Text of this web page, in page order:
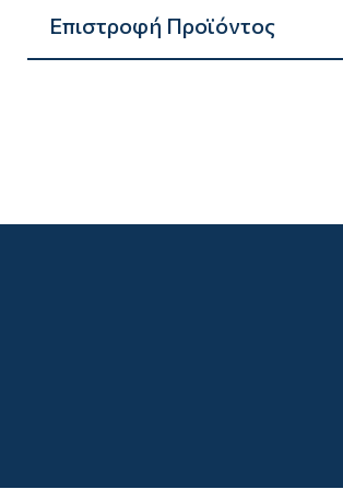
Επιστροφή Προϊόντος